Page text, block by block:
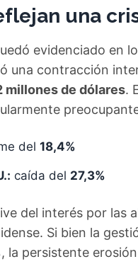
una
evidenciado en
contracción
millones de dólares.
del 18,4%
caída del 27,3%
del interés por las
Si bien la
la persistente